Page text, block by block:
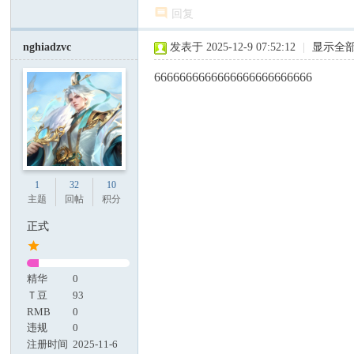
回复
nghiadzvc
1
主题
32
回帖
10
积分
正式
精华
0
Ｔ豆
93
RMB
0
违规
0
注册时间 2025-11-6
发表于 2025-12-9 07:52:12 显示全
6666666666666666666666666